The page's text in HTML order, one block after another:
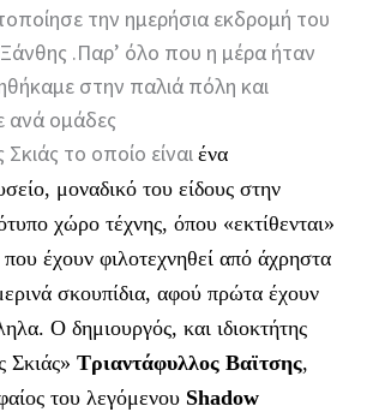
την ημερήσια εκδρομή του
.Παρ’ όλο που η μέρα ήταν
στην παλιά πόλη και
ανά ομάδες
το οποίο είναιένα
μοναδικό του είδους στην
χώρο τέχνης, όπου «εκτίθενται»
έχουν φιλοτεχνηθεί από άχρηστα
σκουπίδια, αφού πρώτα έχουν
Ο δημιουργός, και ιδιοκτήτης
Σκιάς» Τριαντάφυλλος Βαϊτσης,
του λεγόμενου Shadow